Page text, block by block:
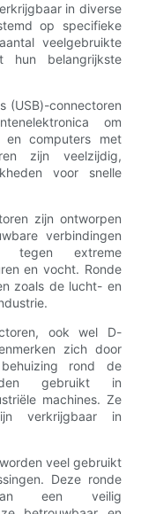
in diverse
op specifieke
veelgebruikte
hun belangrijkste
(USB)-connectoren
om
en computers met
zijn veelzijdig,
voor snelle
zijn ontworpen
verbindingen
extreme
en vocht. Ronde
zoals de lucht- en
ook wel D-
zich door
rond de
gebruikt in
machines. Ze
verkrijgbaar in
veel gebruikt
Deze ronde
een veilig